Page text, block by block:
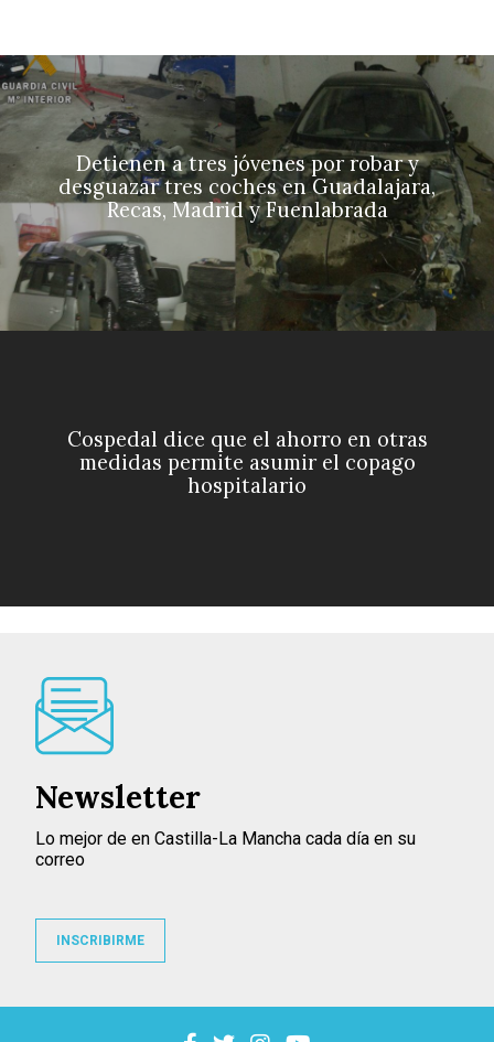
Detienen a tres jóvenes por robar y
desguazar tres coches en Guadalajara,
Recas, Madrid y Fuenlabrada
Cospedal dice que el ahorro en otras
medidas permite asumir el copago
hospitalario
Newsletter
Lo mejor de en Castilla-La Mancha cada día en su
correo
INSCRIBIRME